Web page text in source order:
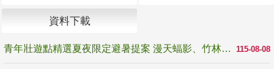
資料下載
115-08-08
青年壯遊點精選夏夜限定避暑提案 漫天蝠影、竹林尋蛙、茶香夜觀 邀青年暮色出發